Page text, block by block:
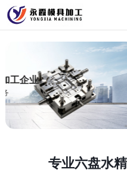
产品中心
新闻中心
产品中心
新闻中心
专业六盘水